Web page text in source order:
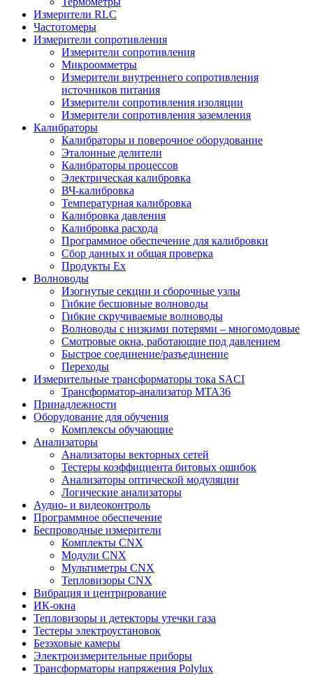
Измерители RLC
Частотомеры
Измерители сопротивления
Измерители сопротивления
Микроомметры
Измерители внутреннего сопротивления
источников питания
Измерители сопротивления изоляции
Измерители сопротивления заземления
Калибраторы
Калибраторы и поверочное оборудование
Эталонные делители
Калибраторы процессов
Электрическая калибровка
ВЧ-калибровка
Температурная калибровка
Калибровка давления
Калибровка расхода
Программное обеспечение для калибровки
Сбор данных и общая проверка
Продукты Ex
Волноводы
Изогнутые секции и сборочные узлы
Гибкие бесшовные волноводы
Гибкие скручиваемые волноводы
Волноводы с низкими потерями – многомодовые
Смотровые окна, работающие под давлением
Быстрое соединение/разъединение
Переходы
Измерительные трансформаторы тока SACI
Трансформатор-анализатор MTA36
Принадлежности
Оборудование для обучения
Комплексы обучающие
Анализаторы
Анализаторы векторных сетей
Тестеры коэффициента битовых ошибок
Анализаторы оптической модуляции
Логические анализаторы
Аудио- и видеоконтроль
Программное обеспечение
Беспроводные измерители
Комплекты CNX
Модули CNX
Мультиметры CNX
Тепловизоры CNX
Вибрация и центрирование
ИК-окна
Тепловизоры и детекторы утечки газа
Тестеры электроустановок
Безэховые камеры
Электроизмерительные приборы
Трансформаторы напряжения Polylux